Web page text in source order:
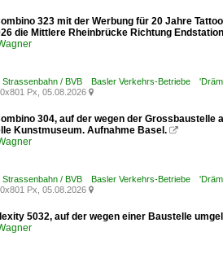
323 mit der Werbung für 20 Jahre
die Mittlere Rheinbrücke Richtung
Strassenbahn / BVB Basler Verkehrs-Betriebe
Px, 05.08.2026 
304, auf der wegen der
Kunstmuseum. Aufnahme Basel. 
Strassenbahn / BVB Basler Verkehrs-Betriebe
Px, 05.08.2026 
5032, auf der wegen einer Baustelle